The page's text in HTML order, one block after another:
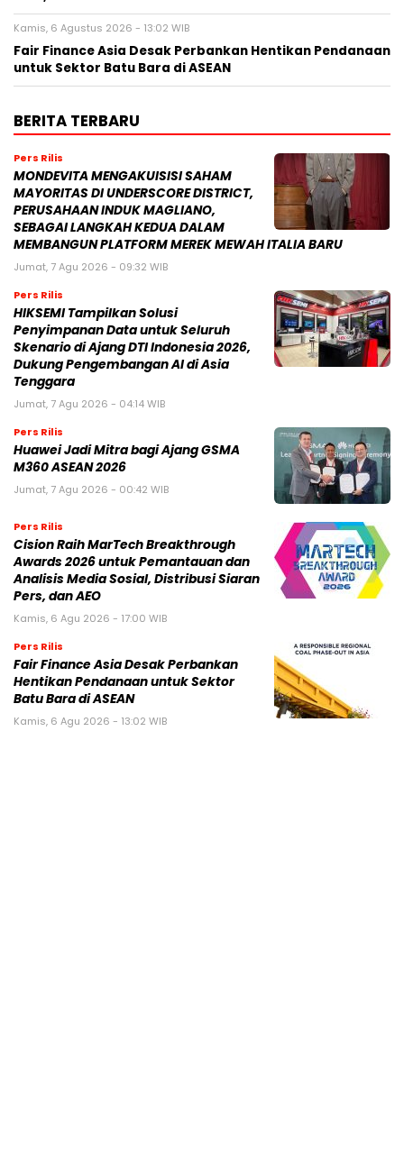
Kamis, 6 Agustus 2026 - 13:02 WIB
Fair Finance Asia Desak Perbankan Hentikan Pendanaan
untuk Sektor Batu Bara di ASEAN
BERITA TERBARU
Pers Rilis
MONDEVITA MENGAKUISISI SAHAM
MAYORITAS DI UNDERSCORE DISTRICT,
PERUSAHAAN INDUK MAGLIANO,
SEBAGAI LANGKAH KEDUA DALAM
MEMBANGUN PLATFORM MEREK MEWAH ITALIA BARU
Jumat, 7 Agu 2026 - 09:32 WIB
Pers Rilis
HIKSEMI Tampilkan Solusi
Penyimpanan Data untuk Seluruh
Skenario di Ajang DTI Indonesia 2026,
Dukung Pengembangan AI di Asia
Tenggara
Jumat, 7 Agu 2026 - 04:14 WIB
Pers Rilis
Huawei Jadi Mitra bagi Ajang GSMA
M360 ASEAN 2026
Jumat, 7 Agu 2026 - 00:42 WIB
Pers Rilis
Cision Raih MarTech Breakthrough
Awards 2026 untuk Pemantauan dan
Analisis Media Sosial, Distribusi Siaran
Pers, dan AEO
Kamis, 6 Agu 2026 - 17:00 WIB
Pers Rilis
Fair Finance Asia Desak Perbankan
Hentikan Pendanaan untuk Sektor
Batu Bara di ASEAN
Kamis, 6 Agu 2026 - 13:02 WIB